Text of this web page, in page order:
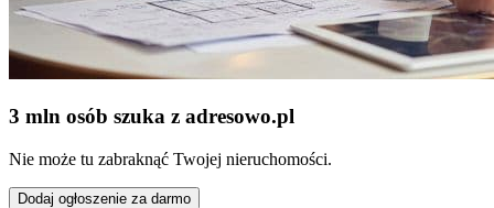
3 mln osób szuka z adresowo.pl
Nie może tu zabraknąć Twojej nieruchomości.
Dodaj ogłoszenie za darmo